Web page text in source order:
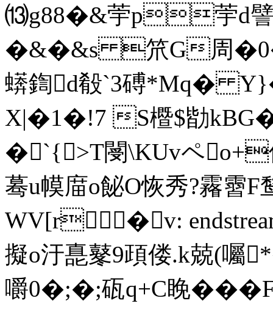
⒀g88�&荢p荢d譬V
�&�&s 笊G周
蠎鍧d殽`3磗*Mq�
X|�1�!7 S櫭$勓
�`{>T閿\ KUvペo+
蓦u幙庿o飶O恢秀?霿霫F
WV[r�v:
擬o汙嗭鼕9頙偻.k兢(
嚼0�;�;砙q+C睌